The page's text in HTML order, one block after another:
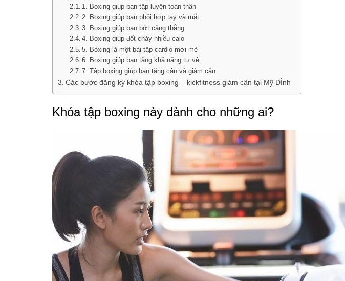
1. Boxing giúp bạn tập luyện toàn thân
2. Boxing giúp bạn phối hợp tay và mắt
3. Boxing giúp bạn bớt căng thẳng
4. Boxing giúp đốt cháy nhiều calo
5. Boxing là một bài tập cardio mới mẻ
6. Boxing giúp bạn tăng khả năng tự vệ
7. Tập boxing giúp bạn tăng cân và giảm cân
Các bước đăng ký khóa tập boxing – kickfitness giảm cân tại Mỹ ĐÌnh
Khóa tập boxing này dành cho những ai?